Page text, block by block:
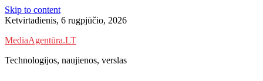
Skip to content
Ketvirtadienis, 6 rugpjūčio, 2026
MediaAgentūra.LT
Technologijos, naujienos, verslas